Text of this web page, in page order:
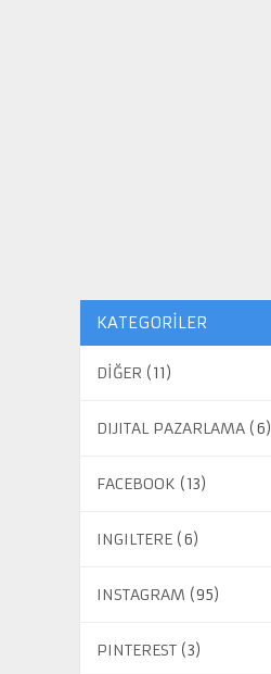
KATEGORILER
DİĞER (11)
DIJITAL PAZARLAMA(6)
FACEBOOK (13)
INGILTERE(6)
INSTAGRAM (95)
PINTEREST(3)